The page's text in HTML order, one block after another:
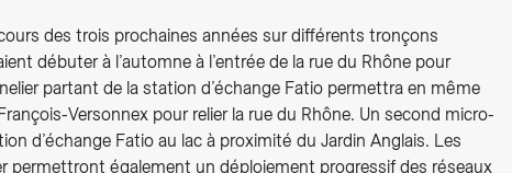
des trois prochaines années sur différents tronçons
débuter à l’automne à l’entrée de la rue du Rhône pour
partant de la station d’échange Fatio permettra en même
Versonnex pour relier la rue du Rhône. Un second micro-
d’échange Fatio au lac à proximité du Jardin Anglais. Les
permettront également un déploiement progressif des réseaux